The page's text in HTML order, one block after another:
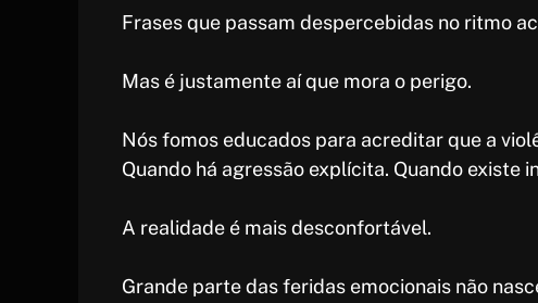
Frases que passam despercebidas no ritmo
Mas é justamente aí que mora o perigo.
Nós fomos educados para acreditar que a
Quando há agressão explícita. Quando existe
A realidade é mais desconfortável.
Grande parte das feridas emocionais não